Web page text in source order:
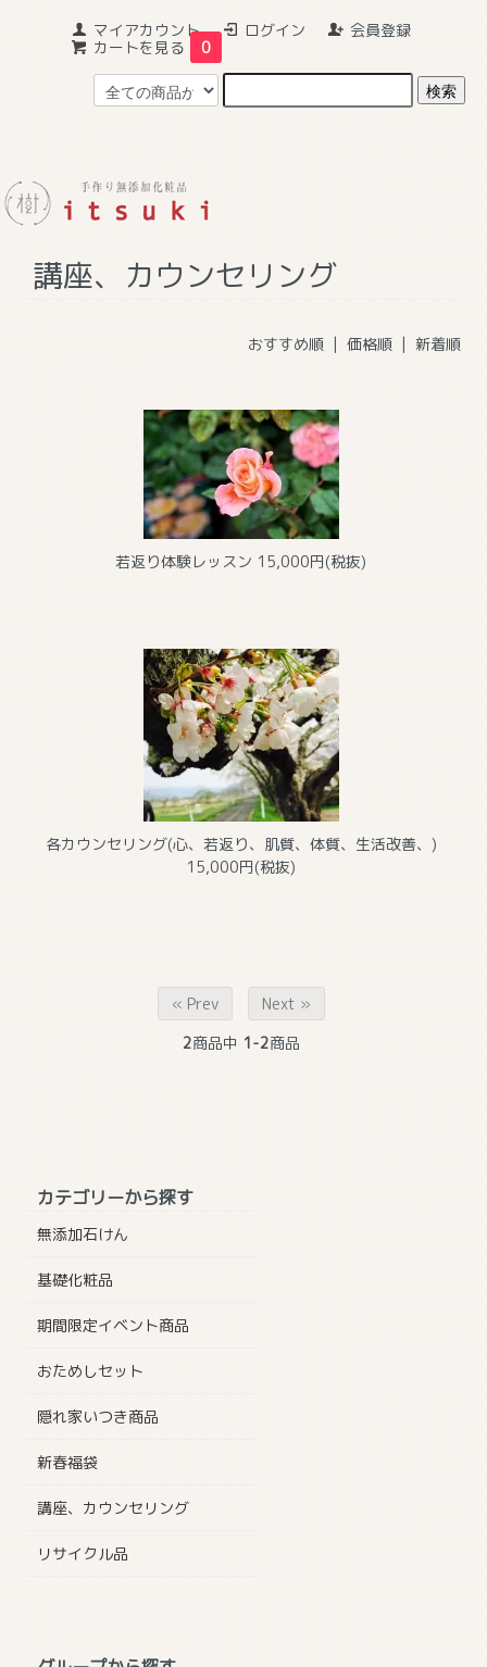
マイアカウント ログイン
会員登録
カートを見る
0
ホーム > 講座、カウンセリング
講座、カウンセリング
おすすめ順 | 価格順| 新着順
若返り体験レッスン 15,000円(税抜)
各カウンセリング(心、若返り、肌質、体質、生活改善、)
15,000円(税抜)
« Prev
Next »
2商品中 1-2商品
カテゴリーから探す
無添加石けん
基礎化粧品
期間限定イベント商品
おためしセット
隠れ家いつき商品
新春福袋
講座、カウンセリング
リサイクル品